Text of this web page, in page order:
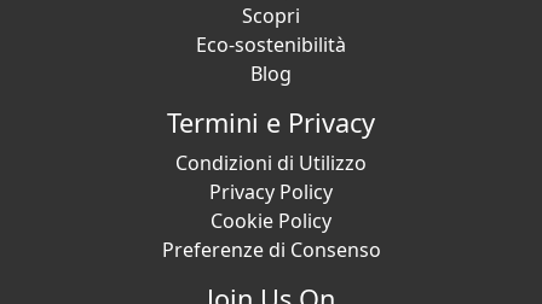
Scopri
Eco-sostenibilità
Blog
Termini e Privacy
Condizioni di Utilizzo
Privacy Policy
Cookie Policy
Preferenze di Consenso